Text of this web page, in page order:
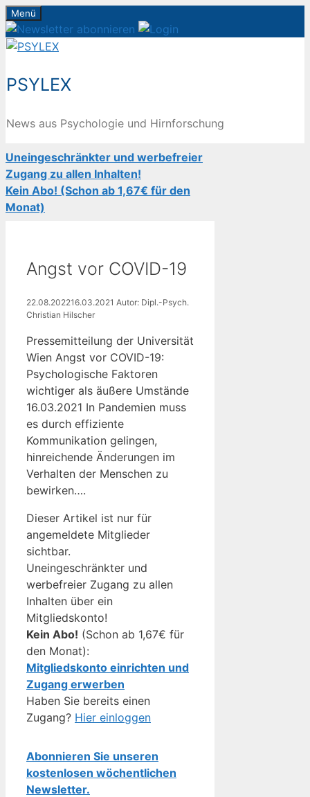
Zum
Inhalt
springen
Menü
PSYLEX
News aus Psychologie und Hirnforschung
Uneingeschränkter und werbefreier
Zugang zu allen Inhalten!
Kein Abo! (Schon ab 1,67€ für den
Monat)
Angst vor COVID-19
22.08.202216.03.2021 Autor: Dipl.-Psych.
Christian Hilscher
Pressemitteilung der Universität
Wien Angst vor COVID-19:
Psychologische Faktoren
wichtiger als äußere Umstände
16.03.2021 In Pandemien muss
es durch effiziente
Kommunikation gelingen,
hinreichende Änderungen im
Verhalten der Menschen zu
bewirken….
Dieser Artikel ist nur für
angemeldete Mitglieder
sichtbar.
Uneingeschränkter und
werbefreier Zugang zu allen
Inhalten über ein
Mitgliedskonto!
Kein Abo! (Schon ab 1,67€ für
den Monat):
Mitgliedskonto einrichten und
Zugang erwerben
Haben Sie bereits einen
Zugang? Hier einloggen
Abonnieren Sie unseren
kostenlosen wöchentlichen
Newsletter.